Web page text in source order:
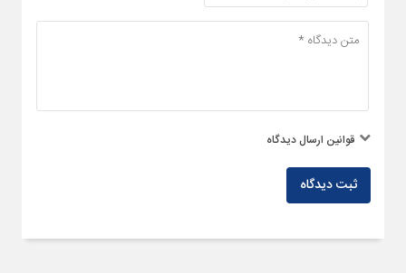
قوانین ارسال دیدگاه
ثبت دیدگاه